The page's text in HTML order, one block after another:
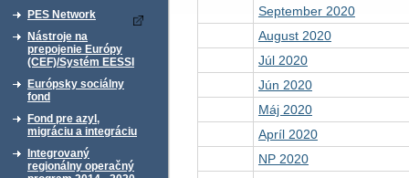
PES Network
Nástroje na
prepojenie Európy
(CEF)/Systém EESSI
Európsky sociálny
fond
Fond pre azyl,
migráciu a integráciu
Integrovaný
regionálny operačný
September 2020
August 2020
Júl 2020
Jún 2020
Máj 2020
Apríl 2020
NP 2020